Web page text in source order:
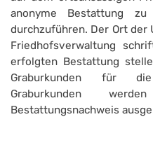
anonyme Bestattung
durchzuführen. Der Ort
Friedhofsverwaltung
erfolgten Bestattung
Graburkunden für
Graburkunden
Bestattungsnachweis